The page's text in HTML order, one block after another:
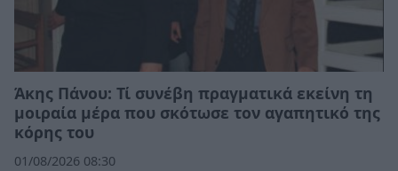
Άκης Πάνου: Τί συνέβη πραγματικά εκείνη τη
μοιραία μέρα που σκότωσε τον αγαπητικό της
κόρης του
01/08/2026 08:30